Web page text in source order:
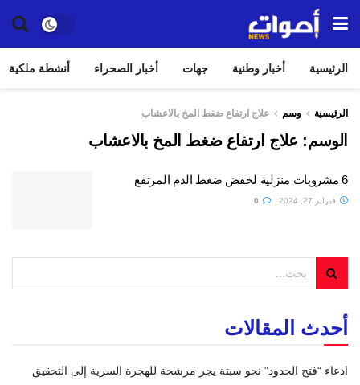
الرئيسية أخبار وطنية جهات أخبار الصحراء أنشطة ملكية
الرئيسية وسم علاج ارتفاع ضغط المخ بالاعشاب
الوسم: علاج ارتفاع ضغط المخ بالاعشاب
6 مشروبات منزلية لخفض ضغط الدم المرتفع
فبراير 27, 2024
أحدث المقالات
ادعاء “فتح الحدود” نحو سبتة يجر مرشحة للهجرة السرية إلى التحقيق